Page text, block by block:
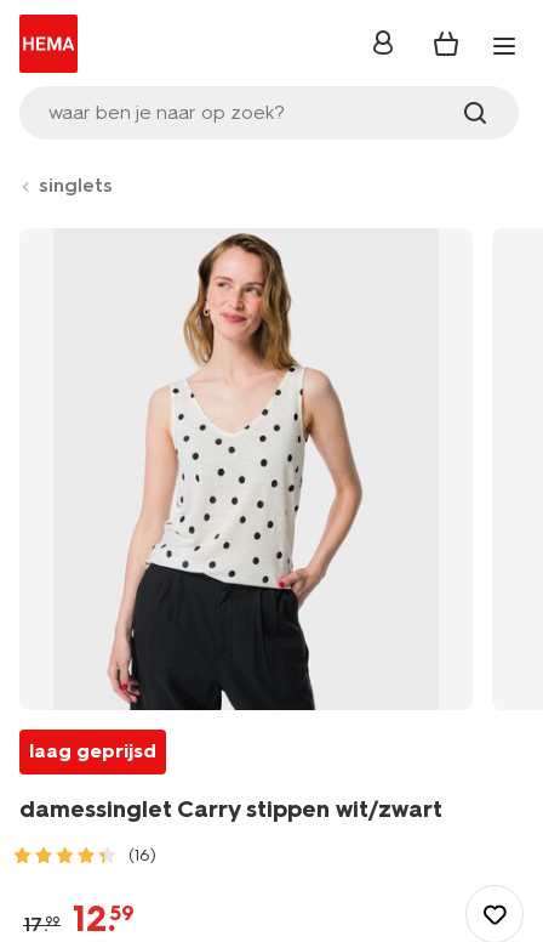
waar ben je naar op zoek?
inloggen
singlets
laag geprijsd
damessinglet Carry stippen wit/zwart
(16)
tops/singlets/damessinglet-
carry-
17.99 12.59